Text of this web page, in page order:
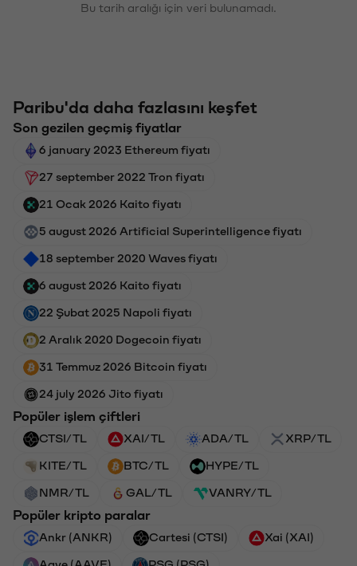
Bu tarih aralığı için veri bulunamadı.
Paribu'da daha fazlasını keşfet
Son gezilen geçmiş fiyatlar
6 january 2023 Ethereum fiyatı
27 september 2022 Tron fiyatı
21 Ocak 2026 Kaito fiyatı
5 august 2026 Artificial Superintelligence fiyatı
18 september 2020 Waves fiyatı
6 august 2026 Kaito fiyatı
22 Şubat 2025 Napoli fiyatı
2 Aralık 2020 Dogecoin fiyatı
31 Temmuz 2026 Bitcoin fiyatı
24 july 2026 Jito fiyatı
Popüler işlem çiftleri
CTSI/TL XAI/TL ADA/TL XRP/TL
KITE/TL BTC/TL HYPE/TL
NMR/TL GAL/TL VANRY/TL
Popüler kripto paralar
Ankr (ANKR) Cartesi (CTSI) Xai (XAI)
Aave (AAVE) PSG (PSG)